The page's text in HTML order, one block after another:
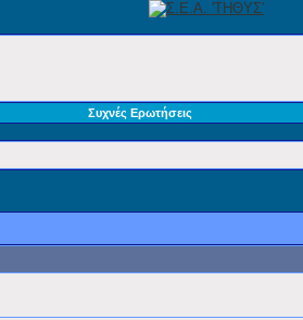
Συχνές Ερωτήσεις